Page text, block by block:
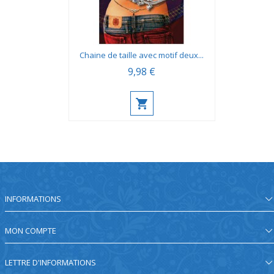
Chaine de taille avec motif deux...
9,98 €
INFORMATIONS
MON COMPTE
LETTRE D'INFORMATIONS